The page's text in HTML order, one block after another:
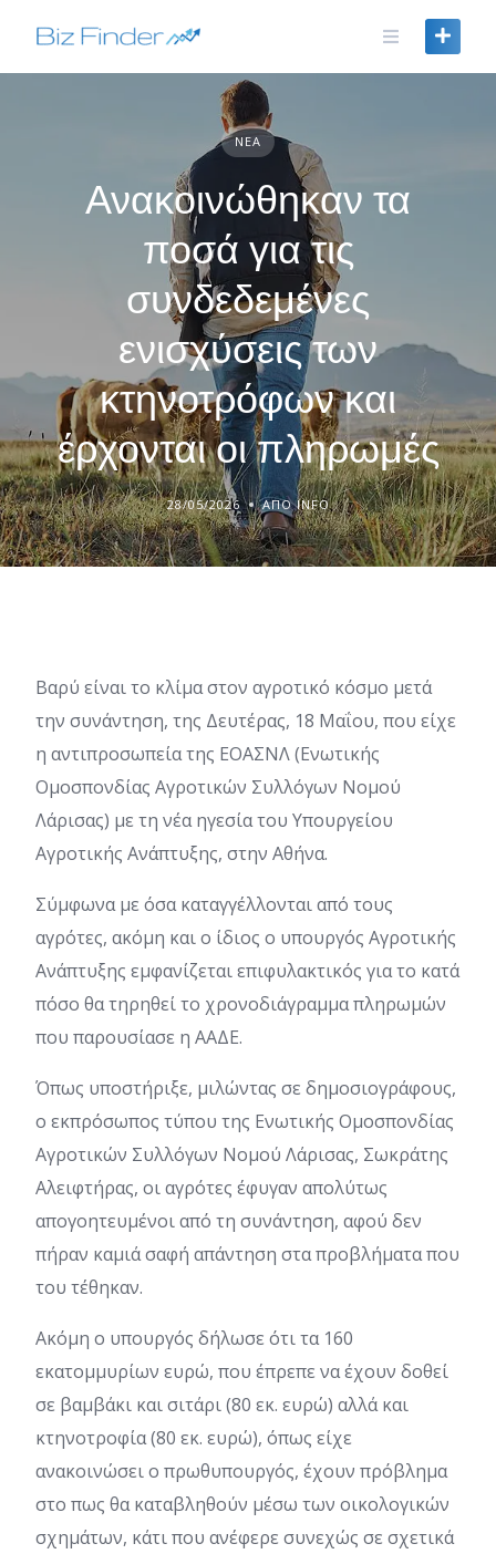
ΝΈΑ
Ανακοινώθηκαν τα
ποσά για τις
συνδεδεμένες
ενισχύσεις των
κτηνοτρόφων και
έρχονται οι πληρωμές
28/05/2026 ΑΠΌ INFO
Βαρύ είναι το κλίμα στον αγροτικό κόσμο μετά
την συνάντηση, της Δευτέρας, 18 Μαΐου, που είχε
η αντιπροσωπεία της ΕΟΑΣΝΛ (Ενωτικής
Ομοσπονδίας Αγροτικών Συλλόγων Νομού
Λάρισας) με τη νέα ηγεσία του Υπουργείου
Αγροτικής Ανάπτυξης, στην Αθήνα.
Σύμφωνα με όσα καταγγέλλονται από τους
αγρότες, ακόμη και ο ίδιος ο υπουργός Αγροτικής
Ανάπτυξης εμφανίζεται επιφυλακτικός για το κατά
πόσο θα τηρηθεί το χρονοδιάγραμμα πληρωμών
που παρουσίασε η ΑΑΔΕ.
Όπως υποστήριξε, μιλώντας σε δημοσιογράφους,
ο εκπρόσωπος τύπου της Ενωτικής Ομοσπονδίας
Αγροτικών Συλλόγων Νομού Λάρισας, Σωκράτης
Αλειφτήρας, οι αγρότες έφυγαν απολύτως
απογοητευμένοι από τη συνάντηση, αφού δεν
πήραν καμιά σαφή απάντηση στα προβλήματα που
του τέθηκαν.
Ακόμη ο υπουργός δήλωσε ότι τα 160
εκατομμυρίων ευρώ, που έπρεπε να έχουν δοθεί
σε βαμβάκι και σιτάρι (80 εκ. ευρώ) αλλά και
κτηνοτροφία (80 εκ. ευρώ), όπως είχε
ανακοινώσει ο πρωθυπουργός, έχουν πρόβλημα
στο πως θα καταβληθούν μέσω των οικολογικών
σχημάτων, κάτι που ανέφερε συνεχώς σε σχετικά